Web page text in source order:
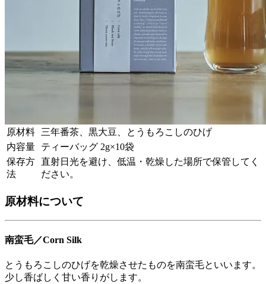
原材料
三年番茶、黒大豆、とうもろこしのひげ
内容量
ティーバッグ 2g×10袋
保存方
法
直射日光を避け、低温・乾燥した場所で保管してく
ださい。
原材料について
南蛮毛／Corn Silk
とうもろこしのひげを乾燥させたものを南蛮毛といいます。
少し香ばしく甘い香りがします。